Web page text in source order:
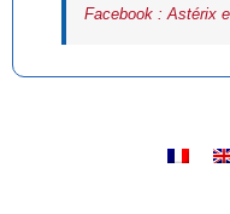
Facebook : Astérix